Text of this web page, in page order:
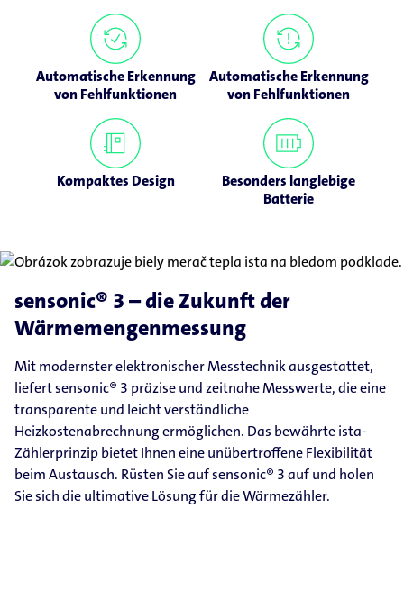
Automatische Erkennung
von Fehlfunktionen
Automatische Erkennung
von Fehlfunktionen
Kompaktes Design
Besonders langlebige
Batterie
sensonic® 3 – die Zukunft der
Wärmemengenmessung
Mit modernster elektronischer Messtechnik ausgestattet,
liefert sensonic® 3 präzise und zeitnahe Messwerte, die eine
transparente und leicht verständliche
Heizkostenabrechnung ermöglichen. Das bewährte ista-
Zählerprinzip bietet Ihnen eine unübertroffene Flexibilität
beim Austausch. Rüsten Sie auf sensonic® 3 auf und holen
Sie sich die ultimative Lösung für die Wärmezähler.